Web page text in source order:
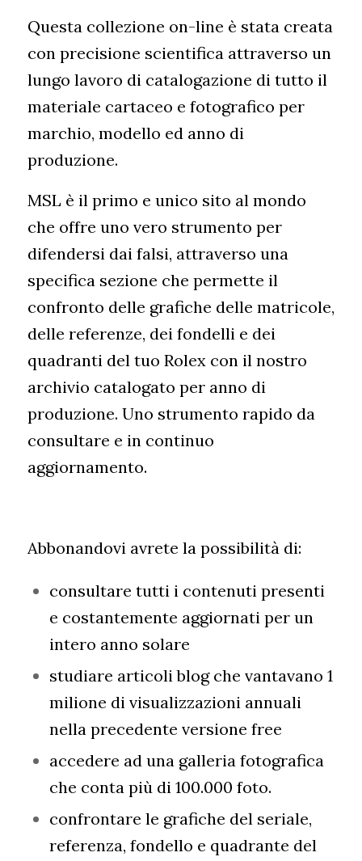
Questa collezione on-line è stata creata
con precisione scientifica attraverso un
lungo lavoro di catalogazione di tutto il
materiale cartaceo e fotografico per
marchio, modello ed anno di
produzione.
MSL è il primo e unico sito al mondo
che offre uno vero strumento per
difendersi dai falsi, attraverso una
specifica sezione che permette il
confronto delle grafiche delle matricole,
delle referenze, dei fondelli e dei
quadranti del tuo Rolex con il nostro
archivio catalogato per anno di
produzione. Uno strumento rapido da
consultare e in continuo
aggiornamento.
Abbonandovi avrete la possibilità di:
consultare tutti i contenuti presenti
e costantemente aggiornati per un
intero anno solare
studiare articoli blog che vantavano 1
milione di visualizzazioni annuali
nella precedente versione free
accedere ad una galleria fotografica
che conta più di 100.000 foto.
confrontare le grafiche del seriale,
referenza, fondello e quadrante del